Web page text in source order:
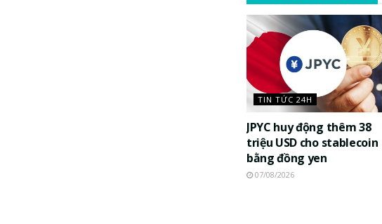
TIN TỨC 24H
JPYC huy động thêm 38
triệu USD cho stablecoin
bằng đồng yen
07/08/2026